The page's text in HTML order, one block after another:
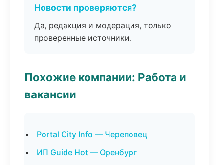
Новости проверяются?
Да, редакция и модерация, только
проверенные источники.
Похожие компании: Работа и
вакансии
Portal City Info — Череповец
ИП Guide Hot — Оренбург